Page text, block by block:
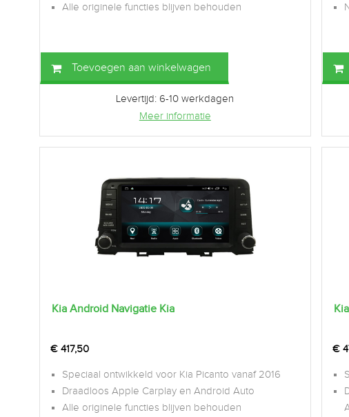
Alle originele functies blijven behouden
Toevoegen aan winkelwagen
Levertijd: 6-10 werkdagen
Meer informatie
Kia Android Navigatie Kia
€ 417,50
Speciaal ontwikkeld voor Kia Picanto vanaf 2016
Draadloos Apple Carplay en Android Auto
Alle originele functies blijven behouden
€